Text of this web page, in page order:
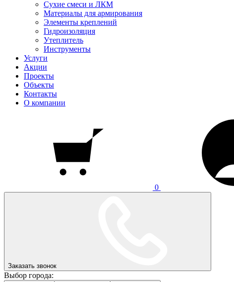
Сухие смеси и ЛКМ
Материалы для армирования
Элементы креплений
Гидроизоляция
Утеплитель
Инструменты
Услуги
Акции
Проекты
Объекты
Контакты
О компании
0
Заказать звонок
Выбор города: